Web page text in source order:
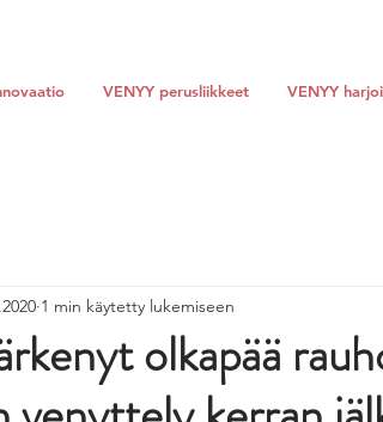
VENYY perusliikkeet VENYY
olkapää
1 min käytetty lukemiseen